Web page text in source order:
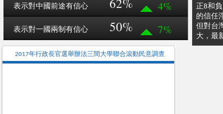
表示對中國前途有信心 4%
表示對一國兩制有信心 50% 7%
正8和
的信任
但對台
大，最
2017年行政長官選舉辦法三間大學聯合滾動民意調查